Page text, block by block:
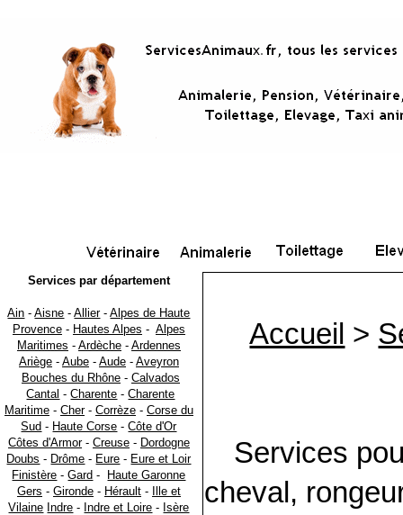
Services par département
Ain -Aisne -Allier-Alpes de Haute
Provence - Hautes Alpes - Alpes
Maritimes - Ardèche - Ardennes
Ariège - Aube - Aude - Aveyron
Bouches du Rhône - Calvados
Cantal -Charente -Charente
Maritime - Cher- Corrèze - Corse du
Sud - Haute Corse -Côte d'Or
Côtes d'Armor- Creuse - Dordogne
Doubs - Drôme - Eure - Eure et Loir
Finistère -Gard - Haute Garonne
Gers - Gironde - Hérault -
Ille et
Vilaine Indre - Indre et Loire - Isère
Accueil >
Services
cheval,